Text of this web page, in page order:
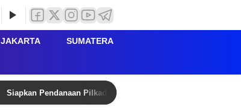
JAKARTA SUMATERA
Siapkan Pendanaan Pilkada Lebak 2029, Kanwil Kemenkum